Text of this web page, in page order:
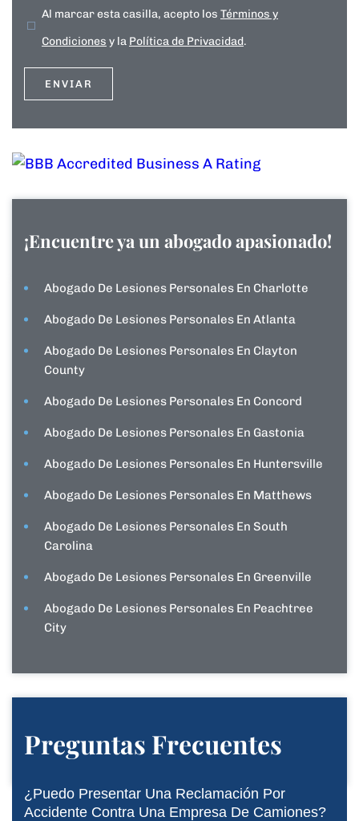
Al marcar esta casilla, acepto los Términos y
Condiciones y la Política de Privacidad.
¡Encuentre ya un abogado apasionado!
Abogado De Lesiones Personales En Charlotte
Abogado De Lesiones Personales En Atlanta
Abogado De Lesiones Personales En Clayton
County
Abogado De Lesiones Personales En Concord
Abogado De Lesiones Personales En Gastonia
Abogado De Lesiones Personales En Huntersville
Abogado De Lesiones Personales En Matthews
Abogado De Lesiones Personales En South
Carolina
Abogado De Lesiones Personales En Greenville
Abogado De Lesiones Personales En Peachtree
City
Preguntas Frecuentes
¿Puedo Presentar Una Reclamación Por
Accidente Contra Una Empresa De Camiones?